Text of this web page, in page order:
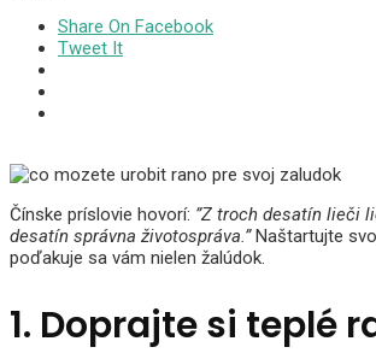
Share On Facebook
Tweet It
Čínske príslovie hovorí: ”Z troch desatín lieči
desatín správna životospráva.”Naštartujte
poďakuje sa vám nielen žalúdok.
1. Doprajte si teplé